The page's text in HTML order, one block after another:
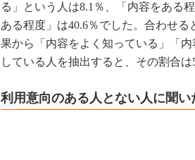
る」という人は8.1％、「内容をある
ある程度」は40.6％でした。合わせ
果から「内容をよく知っている」「
している人を抽出すると、その割合は
利用意向のある人とない人に聞い